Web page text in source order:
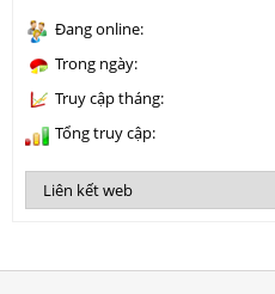
Đang online:
Trong ngày:
Truy cập tháng:
Tổng truy cập: